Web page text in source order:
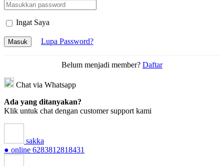
Ingat Saya
Masuk Lupa Password?
Belum menjadi member? Daftar
Chat via Whatsapp
Ada yang ditanyakan?
Klik untuk chat dengan customer support kami
sakka
● online 6283812818431